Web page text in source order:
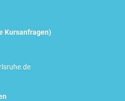
Kursanfragen)